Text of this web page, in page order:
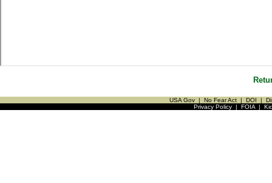
USA Gov | No Fear Act | DOI |
Privacy Policy| FOIA|